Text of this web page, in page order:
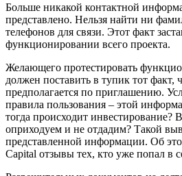
Больше никакой контактной
представлено. Нельзя найти ни
телефонов для связи. Этот факт
функционировании всего проекта.
Желающего протестировать
должен поставить в тупик тот факт,
предполагается по приглашению.
правила пользования – этой
тогда происходит
оприходуем и не отдадим? Такой
представленной информации. Об
Capital отзывы тех, кто уже попал в